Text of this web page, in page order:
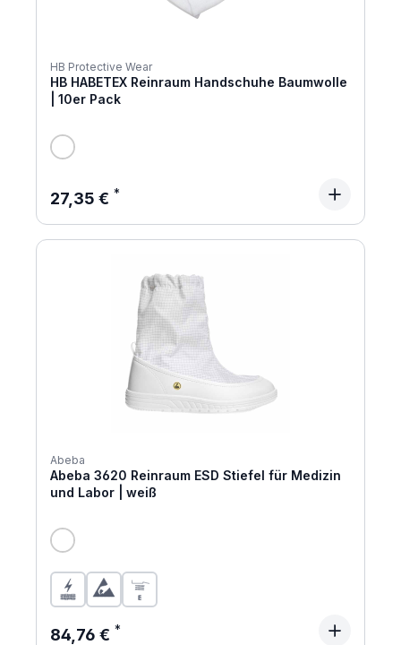
HB Protective Wear
HB HABETEX Reinraum Handschuhe Baumwolle
| 10er Pack
Regulärer Preis:
27,35 €
Abeba
Abeba 3620 Reinraum ESD Stiefel für Medizin
und Labor | weiß
Regulärer Preis:
84,76 €